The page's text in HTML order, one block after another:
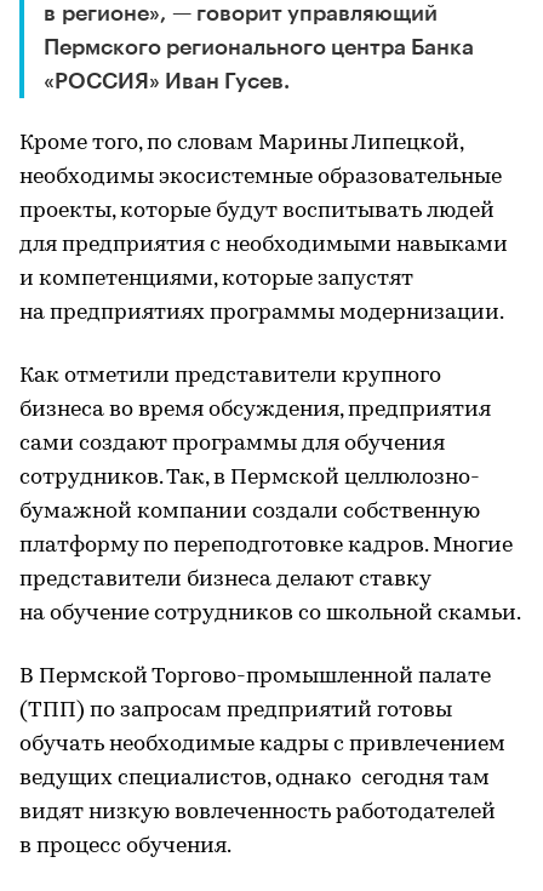
в регионе», — говорит управляющий
Пермского регионального центра Банка
«РОССИЯ» Иван Гусев.
Кроме того, по словам Марины Липецкой,
необходимы экосистемные образовательные
проекты, которые будут воспитывать людей
для предприятия с необходимыми навыками
и компетенциями, которые запустят
на предприятиях программы модернизации.
Как отметили представители крупного
бизнеса во время обсуждения, предприятия
сами создают программы для обучения
сотрудников. Так, в Пермской целлюлозно-
бумажной компании создали собственную
платформу по переподготовке кадров. Многие
представители бизнеса делают ставку
на обучение сотрудников со школьной скамьи.
В Пермской Торгово-промышленной палате
(ТПП) по запросам предприятий готовы
обучать необходимые кадры с привлечением
ведущих специалистов, однако сегодня там
видят низкую вовлеченность работодателей
в процесс обучения.